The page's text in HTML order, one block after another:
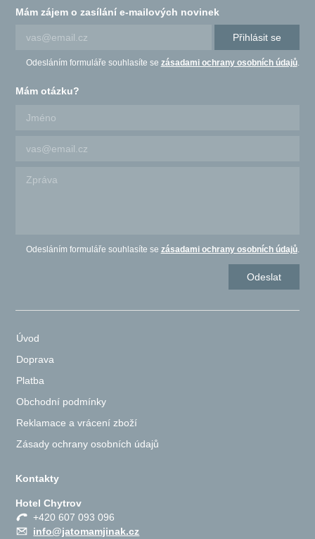
Mám zájem o zasílání e-mailových novinek
Přihlásit se
Odesláním formuláře souhlasíte se zásadami ochrany osobních údajů.
Mám otázku?
Odesláním formuláře souhlasíte se zásadami ochrany osobních údajů.
Úvod
Doprava
Platba
Obchodní podmínky
Reklamace a vrácení zboží
Zásady ochrany osobních údajů
Kontakty
Hotel Chytrov
+420 607 093 096
info@jatomamjinak.cz